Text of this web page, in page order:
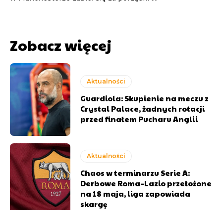
Zobacz więcej
Aktualności
Guardiola: Skupienie na meczu z
Crystal Palace, żadnych rotacji
przed finałem Pucharu Anglii
Aktualności
Chaos w terminarzu Serie A:
Derbowe Roma–Lazio przełożone
na 18 maja, liga zapowiada
skargę